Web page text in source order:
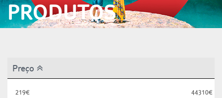
PRODUTOS
Preço
219€ 44310€